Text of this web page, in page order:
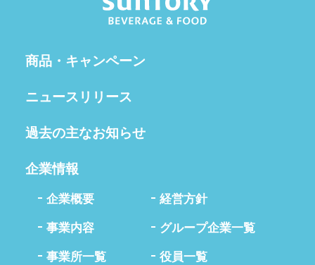
商品・キャンペーン
ニュースリリース
過去の主なお知らせ
企業情報
企業概要
経営方針
事業内容
グループ企業一覧
事業所一覧
役員一覧